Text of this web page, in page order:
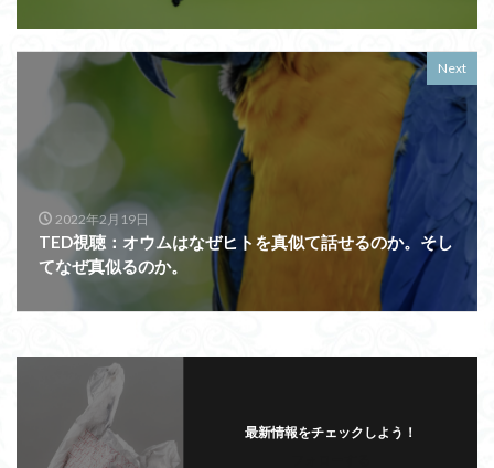
Next
2022年2月19日
TED視聴：オウムはなぜヒトを真似て話せるのか。そし
てなぜ真似るのか。
最新情報をチェックしよう！